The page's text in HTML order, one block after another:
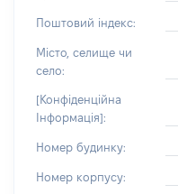
Поштовий індекс:
Місто, селище чи
село:
[Конфіденційна
Інформація]:
Номер будинку:
Номер корпусу: